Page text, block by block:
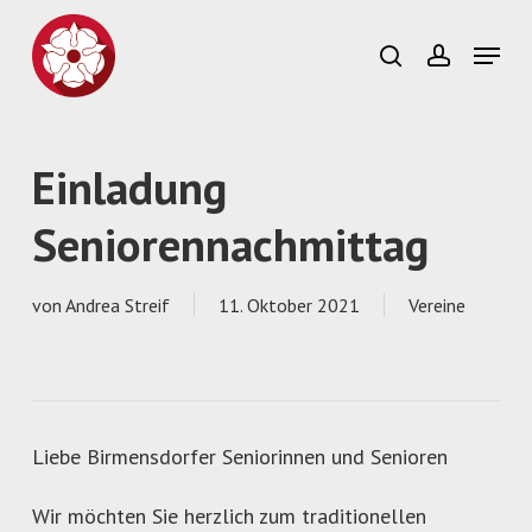
main
content
searchaccount
Menu
Einladung
Seniorennachmittag
von Andrea Streif 11. Oktober 2021 Vereine
Liebe Birmensdorfer Seniorinnen und Senioren
Wir möchten Sie herzlich zum tradi­tionellen
Close